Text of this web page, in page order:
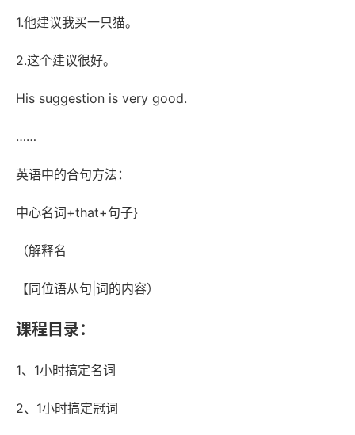
1.他建议我买一只猫。
2.这个建议很好。
His suggestion is very good.
……
英语中的合句方法：
中心名词+that+句子}
（解释名
【同位语从句|词的内容）
课程目录：
1、1小时搞定名词
2、1小时搞定冠词